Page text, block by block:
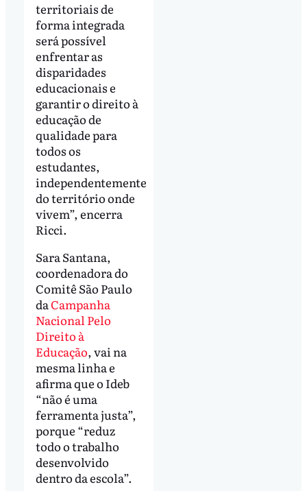
territoriais de
forma integrada
será possível
enfrentar as
disparidades
educacionais e
garantir o direito à
educação de
qualidade para
todos os
estudantes,
independentemente
do território onde
vivem”, encerra
Ricci.
Sara Santana,
coordenadora do
Comitê São Paulo
daCampanha
Nacional Pelo
Direito à
Educação, vai na
mesma linha e
afirma que o Ideb
“não é uma
ferramenta justa”,
porque “reduz
todo o trabalho
desenvolvido
dentro da escola”.